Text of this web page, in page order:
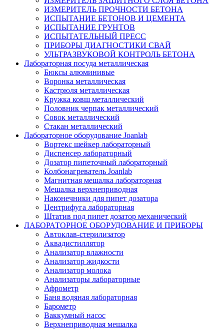
ИЗМЕРИТЕЛЬ ПРОЧНОСТИ БЕТОНА
ИСПЫТАНИЕ БЕТОНОВ И ЦЕМЕНТА
ИСПЫТАНИЕ ГРУНТОВ
ИСПЫТАТЕЛЬНЫЙ ПРЕСС
ПРИБОРЫ ДИАГНОСТИКИ СВАЙ
УЛЬТРАЗВУКОВОЙ КОНТРОЛЬ БЕТОНА
Лабораторная посуда металлическая
Бюксы алюминивые
Воронка металлическая
Кастрюля металлическая
Кружка ковш металлический
Половник черпак металлический
Совок металлический
Стакан металлический
Лабораторное оборудование Joanlab
Вортекс шейкер лабораторный
Диспенсер лабораторный
Дозатор пипеточный лабораторный
Колбонагреватель Joanlab
Магнитная мешалка лабораторная
Мешалка верхнеприводная
Наконечники для пипет дозатора
Центрифуга лабораторная
Штатив под пипет дозатор механический
ЛАБОРАТОРНОЕ ОБОРУДОВАНИЕ И ПРИБОРЫ
Автоклав-стерилизатор
Аквадистиллятор
Анализатор влажности
Анализатор жидкости
Анализатор молока
Анализаторы лабораторные
Афрометр
Баня водяная лабораторная
Барометр
Ваккумный насос
Верхнеприводная мешалка